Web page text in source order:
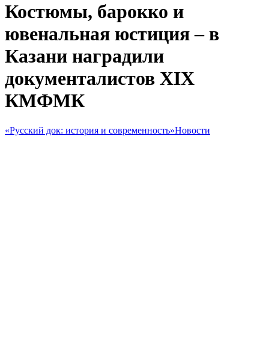
Костюмы, барокко и
ювенальная юстиция – в
Казани наградили
документалистов XIX
КМФМК
«Русский док: история и современность»Новости